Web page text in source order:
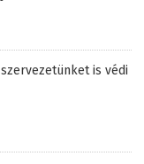
is védi